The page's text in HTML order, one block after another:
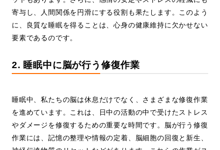
寄与し、人間関係を円滑にする役割も果たします。このよう
に、良質な睡眠を得ることは、心身の健康維持に欠かせない
要素であるのです。
2. 睡眠中に脳が行う修復作業
睡眠中、私たちの脳は休息だけでなく、さまざまな修復作業
を進めています。これは、日中の活動の中で受けたストレス
やダメージを修復するための重要な時間です。脳が行う修復
作業には、記憶の整理や情報の定着、脳細胞の回復と新生、